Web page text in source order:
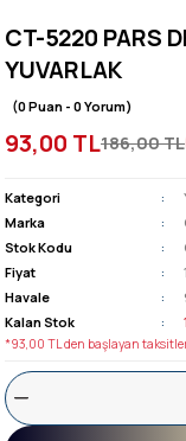
CT-5220 PARS
YUVARLAK
(0 Puan - 0 Yorum)
93,00 TL186,00 TL
Kategori
Marka
Stok Kodu
Fiyat
Havale
Kalan Stok
*93,00 TL den başlayan